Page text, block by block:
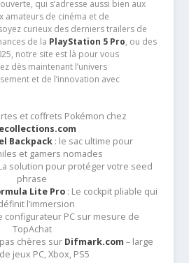
qui s’adresse aussi bien aux
amateurs de cinéma et de
curieux des derniers trailers de
de la PlayStation 5 Pro, ou des
notre site est là pour vous
dès maintenant l’univers
et de l’innovation avec
et coffrets Pokémon chez
Backpack : le sac ultime pour
et gamers nomades
solution pour protéger votre seed
phrase
Lite Pro: Le cockpit pliable qui
l’immersion
configurateur PC sur mesure de
TopAchat
chères sur Difmark.com – large
jeux PC, Xbox, PS5